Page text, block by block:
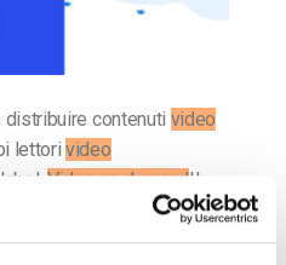
contenuti video
lettorivideo
Video on demandIl
VOD, è un altro tipo…